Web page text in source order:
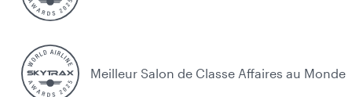
Meilleur Salon de Classe Affaires au Monde